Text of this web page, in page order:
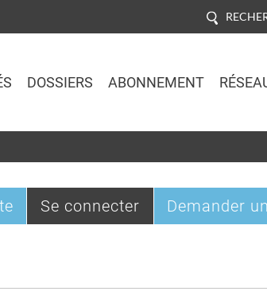
DOSSIERS ABONNEMENT
Se connecter (onglet
actif)
Demander